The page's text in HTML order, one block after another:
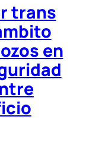
trans
en